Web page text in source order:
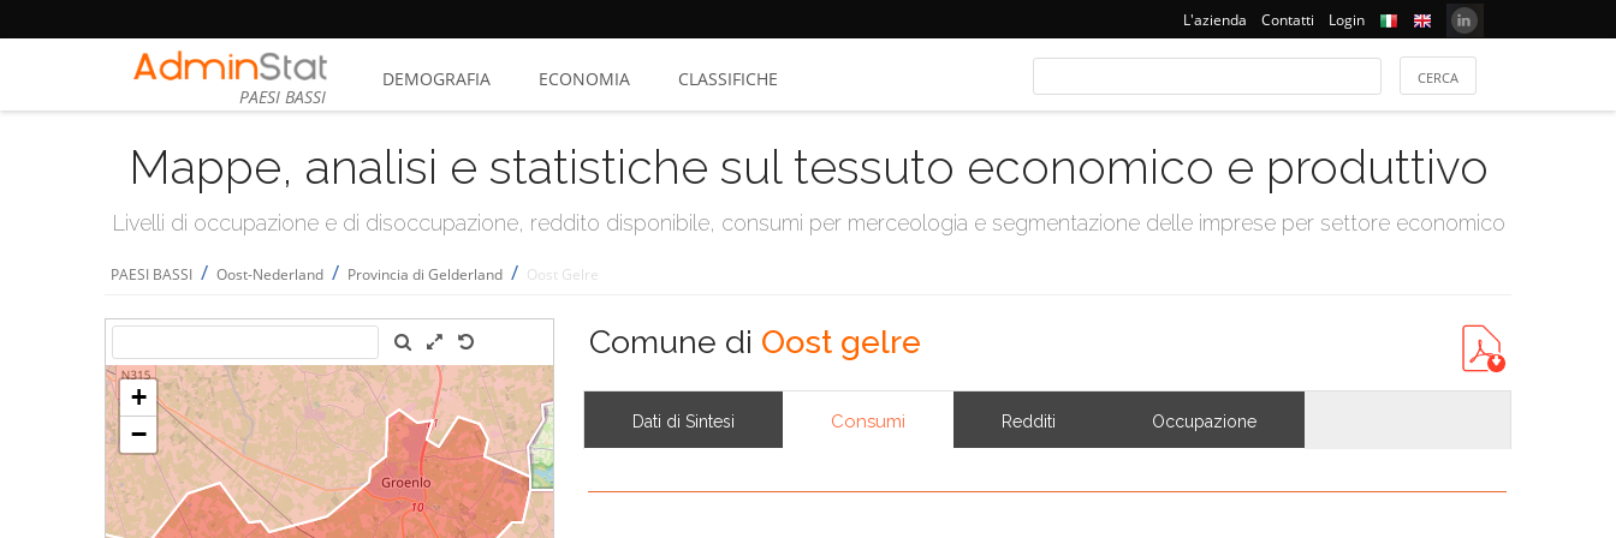
L'azienda Contatti Login
PAESI BASSI
DEMOGRAFIA ECONOMIA CLASSIFICHE
Mappe, analisi e statistiche sul tessuto economico e produttivo
Livelli di occupazione e di disoccupazione, reddito disponibile, consumi per merceologia e segmentazione delle imprese per settore economico
PAESI BASSI / Oost-Nederland / Provincia di Gelderland / Oost Gelre
Comune di Oost gelre
Dati di Sintesi Consumi Redditi Occupazione